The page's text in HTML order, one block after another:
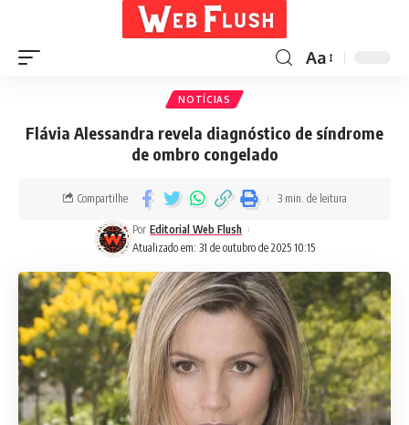
Aa
NOTÍCIAS
Flávia Alessandra revela diagnóstico de síndrome
de ombro congelado
Atualizado em: 31 de outubro de 2025 10:15
Por Editorial Web Flush
Compartilhe 3 min. de leitura